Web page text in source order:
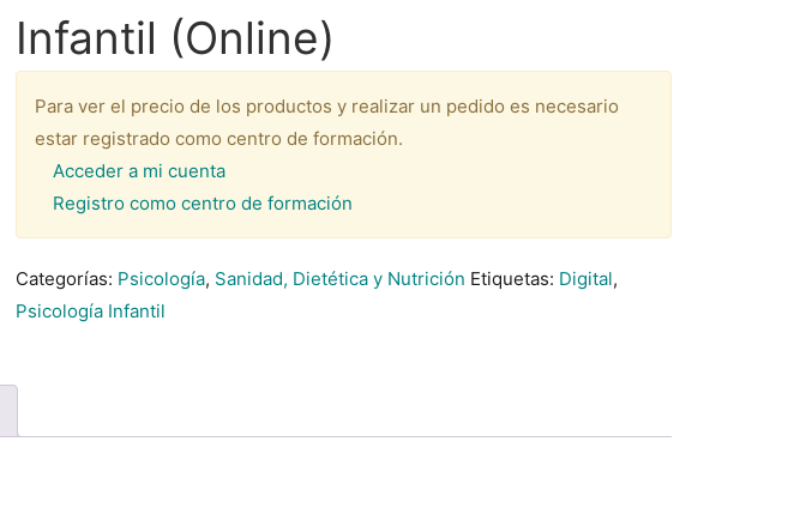
Infantil (Online)
Para ver el precio de los productos y realizar un pedido es necesario
estar registrado como centro de formación.
Acceder a mi cuenta
Registro como centro de formación
Categorías: Psicología, Sanidad, Dietética y Nutrición Etiquetas: Digital,
Psicología Infantil